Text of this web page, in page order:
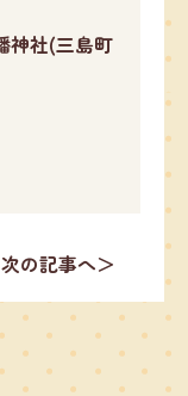
神社(三島町
次の記事へ＞